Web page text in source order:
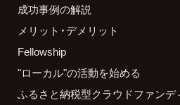
成功事例の解説
メリット・デメリット
Fellowship
"ローカル"の活動を始める
ふるさと納税型クラウドファンデ